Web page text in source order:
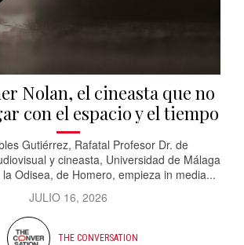
Nolan, el cineasta que no
con el espacio y el tiempo
Gutiérrez, Rafatal Profesor Dr. de
y cineasta, Universidad de Málaga
Odisea, de Homero, empieza in media...
JULIO 16, 2026
THE CONVERSATION